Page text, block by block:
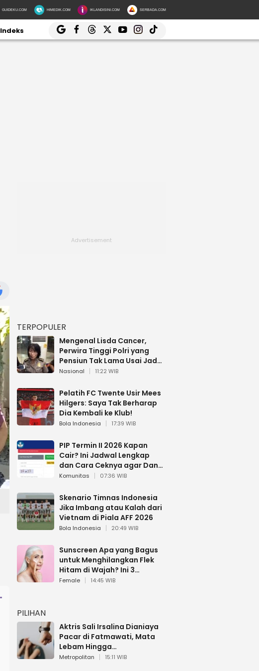
GUIDEKU.COM HIMEDIK.COM IKLANDISINI.COM SERBADA.COM
Indeks
TERPOPULER
Mengenal Lisda Cancer,
Perwira Tinggi Polri yang
Pensiun Tak Lama Usai Jadi
Brigjen
Nasional 11:22 WIB
Pelatih FC Twente Usir Mees
Hilgers: Saya Tak Berharap
Dia Kembali ke Klub!
Bola Indonesia 17:39 WIB
PIP Termin II 2026 Kapan
Cair? Ini Jadwal Lengkap
dan Cara Ceknya agar Dana
Tidak Hangus!
Komunitas 07:36 WIB
Skenario Timnas Indonesia
Jika Imbang atau Kalah dari
Vietnam di Piala AFF 2026
Bola Indonesia 20:49 WIB
Sunscreen Apa yang Bagus
untuk Menghilangkan Flek
Hitam di Wajah? Ini 3
Rekomendasi sesuai Review
Female 14:45 WIB
PILIHAN
Aktris Sali Irsalina Dianiaya
Pacar di Fatmawati, Mata
Lebam Hingga
Diselamatkan Polantas
Metropolitan 15:11 WIB